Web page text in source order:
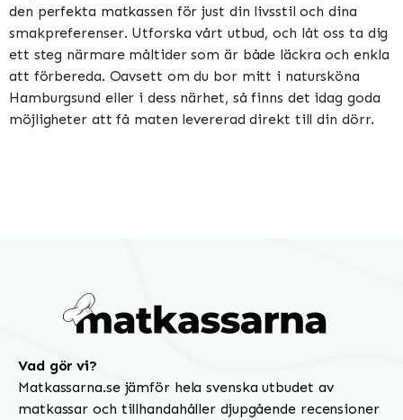
den perfekta matkassen för just din livsstil och dina
smakpreferenser. Utforska vårt utbud, och låt oss ta dig
ett steg närmare måltider som är både läckra och enkla
att förbereda. Oavsett om du bor mitt i natursköna
Hamburgsund eller i dess närhet, så finns det idag goda
möjligheter att få maten levererad direkt till din dörr.
Vad gör vi?
Matkassarna.se jämför hela svenska utbudet av
matkassar och tillhandahåller djupgående recensioner